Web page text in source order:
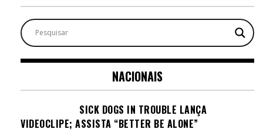
NACIONAIS
SICK DOGS IN TROUBLE LANÇA
VIDEOCLIPE; ASSISTA “BETTER BE ALONE”